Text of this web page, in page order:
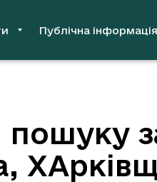
Публічна інформація
пошуку